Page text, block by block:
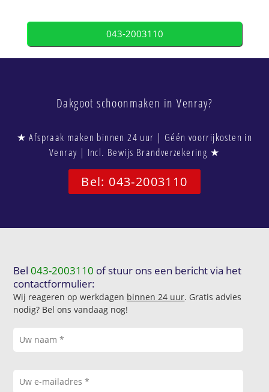
043-2003110
Dakgoot schoonmaken in Venray?
★ Afspraak maken binnen 24 uur | Géén voorrijkosten in
Venray | Incl. Bewijs Brandverzekering ★
Bel: 043-2003110
Bel043-2003110 of stuur ons een bericht via het
contactformulier:
Wij reageren op werkdagen binnen 24 uur. Gratis advies
nodig? Bel ons vandaag nog!